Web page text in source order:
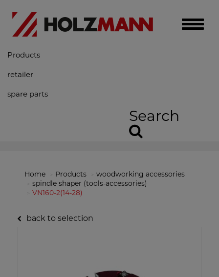
Toggle
Products
retailer
spare parts
Search
Home Products
woodworking accessories
spindle shaper (tools-accessories)
VN160-2(14-28)
back to selection